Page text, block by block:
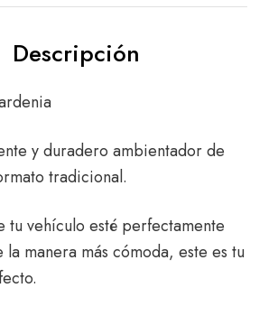
Descripción
y duradero ambientador de
tradicional.
tu vehículo esté perfectamente
manera más cómoda, este es tu